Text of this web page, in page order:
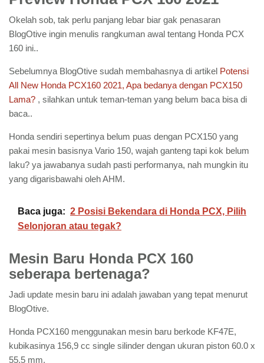
Okelah sob, tak perlu panjang lebar biar gak penasaran
BlogOtive ingin menulis rangkuman awal tentang Honda PCX
160 ini..
Sebelumnya BlogOtive sudah membahasnya di artikel Potensi
All New Honda PCX160 2021, Apa bedanya dengan PCX150
Lama? , silahkan untuk teman-teman yang belum baca bisa di
baca..
Honda sendiri sepertinya belum puas dengan PCX150 yang
pakai mesin basisnya Vario 150, wajah ganteng tapi kok belum
laku? ya jawabanya sudah pasti performanya, nah mungkin itu
yang digarisbawahi oleh AHM.
Baca juga: 2 Posisi Bekendara di Honda PCX, Pilih
Selonjoran atau tegak?
Mesin Baru Honda PCX 160
seberapa bertenaga?
Jadi update mesin baru ini adalah jawaban yang tepat menurut
BlogOtive.
Honda PCX160 menggunakan mesin baru berkode KF47E,
kubikasinya 156,9 cc single silinder dengan ukuran piston 60.0 x
55.5 mm.